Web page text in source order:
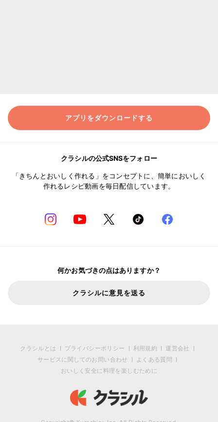
アプリをダウンロードする
クラシルの公式SNSをフォロー
「きちんとおいしく作れる」をコンセプトに、簡単においしく
作れるレシピ動画を毎日配信しています。
何かお気づきの点はありますか？
クラシルに意見を送る
クラシルとは プライバシーポリシー 利用規約
運営会社
サービスに関してのお問い合わせ
よくある質問
おいしく安全に料理を楽しむために